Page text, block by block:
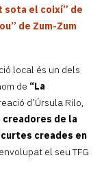
sota el coixí” de
de Zum-Zum
local és un dels
de “La
d’Úrsula Rilo,
creadores de la
creades en
el seu TFG